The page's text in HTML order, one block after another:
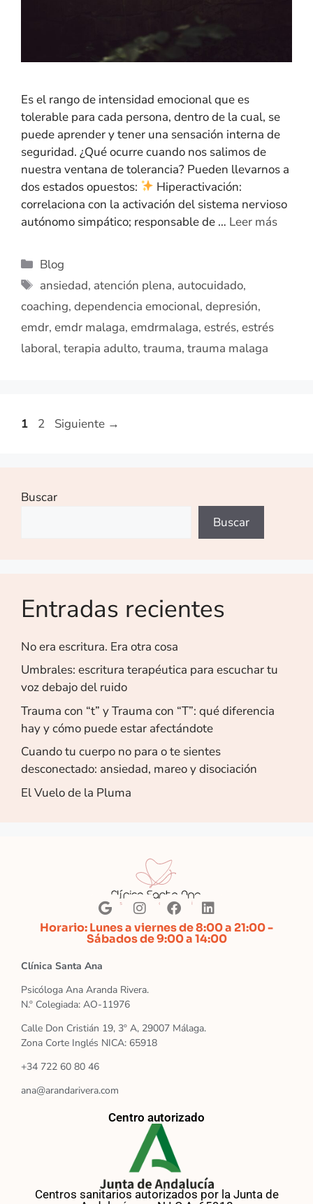
Es el rango de intensidad emocional que es
tolerable para cada persona, dentro de la cual, se
puede aprender y tener una sensación interna de
seguridad. ¿Qué ocurre cuando nos salimos de
nuestra ventana de tolerancia? Pueden llevarnos a
dos estados opuestos:
Hiperactivación:
correlaciona con la activación del sistema nervioso
autónomo simpático; responsable de … Leer más
Blog
ansiedad, atención plena, autocuidado,
coaching, dependencia emocional, depresión,
emdr, emdr malaga, emdrmalaga, estrés, estrés
laboral, terapia adulto, trauma, trauma malaga
1 2 Siguiente →
Buscar
Buscar
Entradas recientes
No era escritura. Era otra cosa
Umbrales: escritura terapéutica para escuchar tu
voz debajo del ruido
Trauma con “t” y Trauma con “T”: qué diferencia
hay y cómo puede estar afectándote
Cuando tu cuerpo no para o te sientes
desconectado: ansiedad, mareo y disociación
El Vuelo de la Pluma
Horario: Lunes a viernes de 8:00 a 21:00 -
Sábados de 9:00 a 14:00
Clínica Santa Ana
Psicóloga Ana Aranda Rivera.
N.º Colegiada: AO-11976
Calle Don Cristián 19, 3º A, 29007 Málaga.
Zona Corte Inglés NICA: 65918
+34 722 60 80 46
ana@arandarivera.com
Centro autorizado
Centros sanitarios autorizados por la Junta de